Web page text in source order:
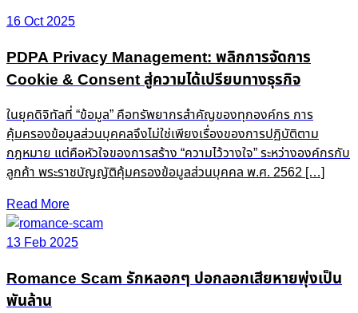
navigation
16 Oct 2025
PDPA Privacy Management: พลิกการจัดการ
Cookie & Consent สู่ความได้เปรียบทางธุรกิจ
ในยุคดิจิทัลที่ “ข้อมูล” คือทรัพยากรสำคัญของทุกองค์กร การ
คุ้มครองข้อมูลส่วนบุคคลจึงไม่ใช่เพียงเรื่องของการปฏิบัติตาม
กฎหมาย แต่คือหัวใจของการสร้าง “ความไว้วางใจ” ระหว่างองค์กรกับ
ลูกค้า พระราชบัญญัติคุ้มครองข้อมูลส่วนบุคคล พ.ศ. 2562 […]
Read More
13 Feb 2025
Romance Scam รักหลอกๆ ปอกลอกเสียหายพุ่งเป็น
พันล้าน